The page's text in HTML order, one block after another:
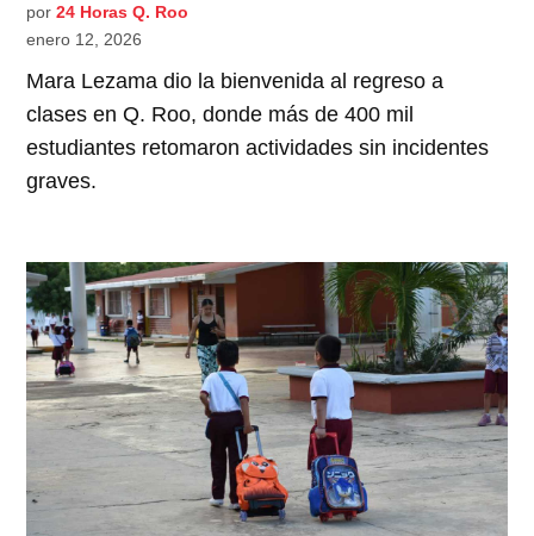
por 24 Horas Q. Roo
enero 12, 2026
Mara Lezama dio la bienvenida al regreso a
clases en Q. Roo, donde más de 400 mil
estudiantes retomaron actividades sin incidentes
graves.